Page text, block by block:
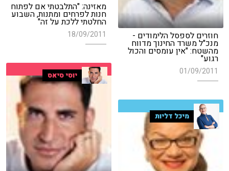
מאזינה: "התלבטתי אם לפתוח
חנות לפרחים ומתנות, השבוע
החלטתי ללכת על זה"
18/09/2011 חוזרים לספסל הלימודים -
מנכ"ל משרד החינוך מדווח
מהשטח: "אין עומסים והכול
רגוע"
01/09/2011 יוסי סיאס
מיכל דליות